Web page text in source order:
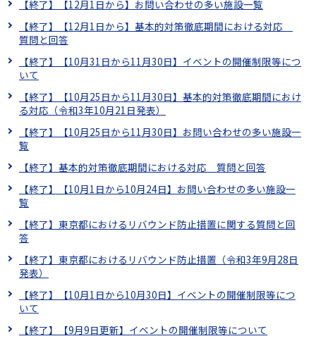
【終了】【12月1日から】お問い合わせの多い施設一覧
【終了】【12月1日から】基本的対策徹底期間における対応
質問と回答
【終了】【10月31日から11月30日】イベントの開催制限等につ
いて
【終了】【10月25日から11月30日】基本的対策徹底期間におけ
る対応（令和3年10月21日発表）
【終了】【10月25日から11月30日】お問い合わせの多い施設一
覧
【終了】基本的対策徹底期間における対応 質問と回答
【終了】【10月1日から10月24日】お問い合わせの多い施設一
覧
【終了】東京都におけるリバウンド防止措置に関する質問と回
答
【終了】東京都におけるリバウンド防止措置（令和3年9月28日
発表）
【終了】【10月1日から10月30日】イベントの開催制限等につ
いて
【終了】【9月9日更新】イベントの開催制限等について